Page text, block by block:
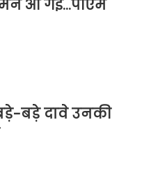
आ गई…पीएम
बड़े-बड़े दावे उनकी